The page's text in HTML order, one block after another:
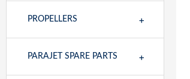
PROPELLERS +
PARAJET SPARE PARTS +